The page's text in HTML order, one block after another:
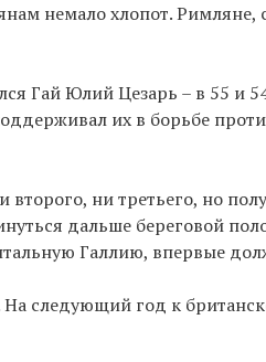
немало хлопот.
Гай Юлий Цезарь – в 55 и
их в борьбе
второго, ни третьего, но
дальше береговой
Галлию, впервые
На следующий год к